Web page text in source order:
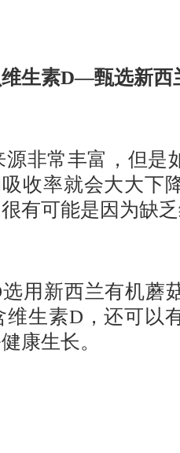
生素D—甄选新西
源非常丰富，但是
收率就会大大下
有可能是因为缺
用新西兰有机蘑
生素D，还可以
康生长。